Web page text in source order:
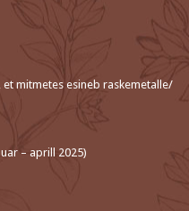
mitmetes esineb raskemetalle/
– aprill 2025)